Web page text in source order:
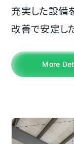
充実した設備
改善で安定し
More